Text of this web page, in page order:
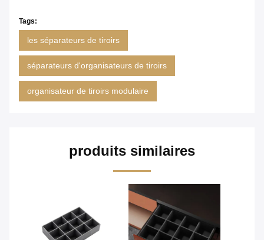
Tags:
les séparateurs de tiroirs
séparateurs d'organisateurs de tiroirs
organisateur de tiroirs modulaire
produits similaires